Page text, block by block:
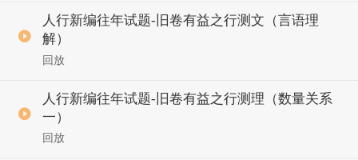
人行新编往年试题-旧卷有益之行测文（言语理
解）
回放
人行新编往年试题-旧卷有益之行测理（数量关系
一）
回放